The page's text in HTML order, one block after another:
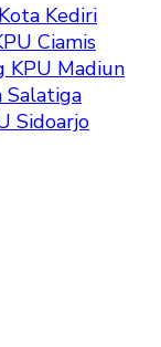
Kediri
Ciamis
KPU Madiun
Salatiga
Sidoarjo